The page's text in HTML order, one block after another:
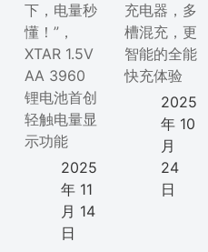
下，电量秒
懂！”，
XTAR 1.5V
AA 3960
锂电池首创
轻触电量显
示功能
2025
年 11
月 14
日
充电器，多
槽混充，更
智能的全能
快充体验
2025
年 10
月
24
日